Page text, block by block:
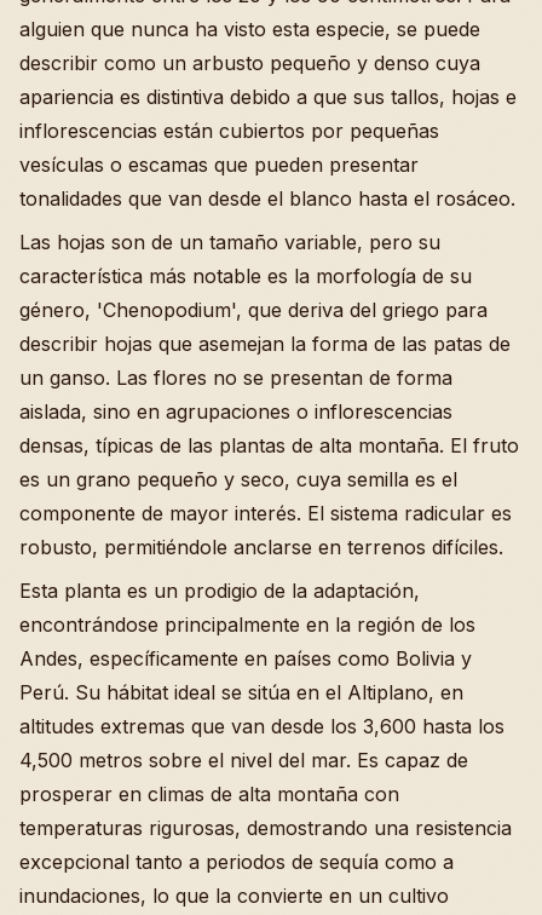
alguien que nunca ha visto esta especie, se puede
describir como un arbusto pequeño y denso cuya
apariencia es distintiva debido a que sus tallos, hojas e
inflorescencias están cubiertos por pequeñas
vesículas o escamas que pueden presentar
tonalidades que van desde el blanco hasta el rosáceo.
Las hojas son de un tamaño variable, pero su
característica más notable es la morfología de su
género, 'Chenopodium', que deriva del griego para
describir hojas que asemejan la forma de las patas de
un ganso. Las flores no se presentan de forma
aislada, sino en agrupaciones o inflorescencias
densas, típicas de las plantas de alta montaña. El fruto
es un grano pequeño y seco, cuya semilla es el
componente de mayor interés. El sistema radicular es
robusto, permitiéndole anclarse en terrenos difíciles.
Esta planta es un prodigio de la adaptación,
encontrándose principalmente en la región de los
Andes, específicamente en países como Bolivia y
Perú. Su hábitat ideal se sitúa en el Altiplano, en
altitudes extremas que van desde los 3,600 hasta los
4,500 metros sobre el nivel del mar. Es capaz de
prosperar en climas de alta montaña con
temperaturas rigurosas, demostrando una resistencia
excepcional tanto a periodos de sequía como a
inundaciones, lo que la convierte en un cultivo